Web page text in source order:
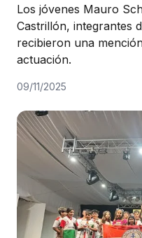
Los jóvenes Mauro
Castrillón, integrantes
recibieron una
actuación.
09/11/2025